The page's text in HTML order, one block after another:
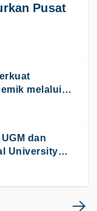
Pusat
melalui
dan
University